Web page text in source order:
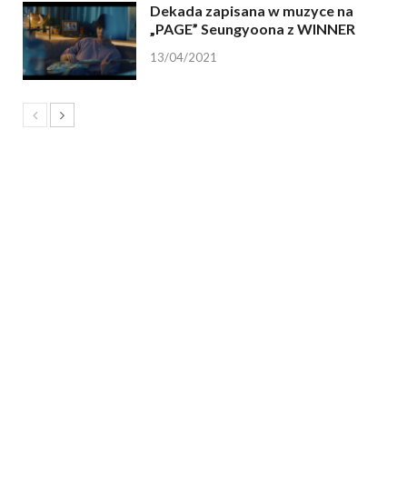
Dekada zapisana w muzyce na
„PAGE” Seungyoona z WINNER
13/04/2021